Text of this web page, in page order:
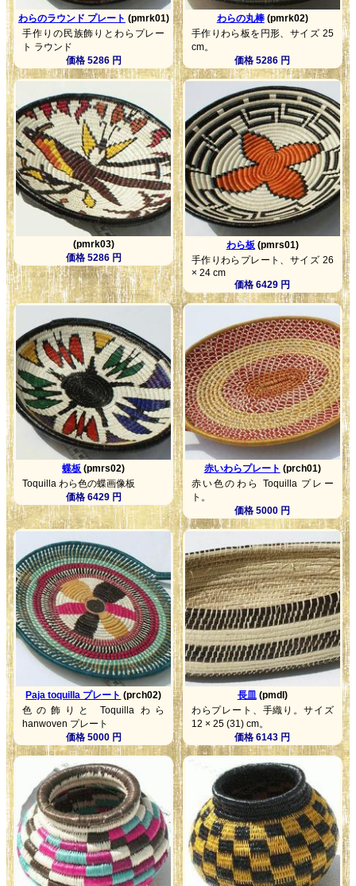
わらのラウンド プレート (pmrk01)
手作りの民族飾りとわらプレー
ト ラウンド
価格 5286 円
わらの丸棒(pmrk02)
手作りわら板を円形、サイズ 25
cm。
価格 5286 円
(pmrk03)
価格 5286 円
わら板 (pmrs01)
手作りわらプレート、サイズ 26
× 24 cm
価格 6429 円
蝶板 (pmrs02)
Toquilla わら色の蝶画像板
価格 6429 円
赤いわらプレート (prch01)
赤い色のわら Toquilla プレー
ト。
価格 5000 円
Paja toquilla プレート (prch02)
色の飾りと Toquilla わら
hanwoven プレート
価格 5000 円
長皿(pmdl)
わらプレート、手織り。サイズ
12 × 25 (31) cm。
価格 6143 円